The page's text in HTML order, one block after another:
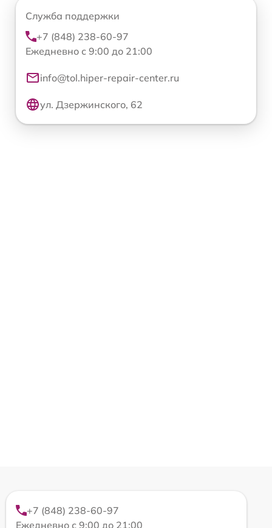
Служба поддержки
+7 (848) 238-60-97
Ежедневно с 9:00 до 21:00
info@tol.hiper-repair-center.ru
ул. Дзержинского, 62
+7 (848) 238-60-97
Ежедневно с 9:00 до 21:00